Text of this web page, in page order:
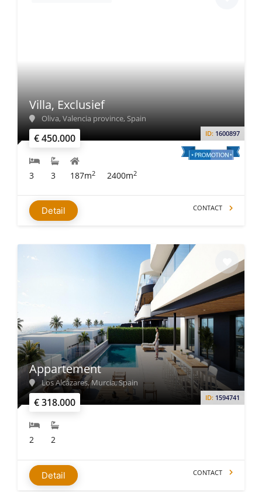
€ 450.000 ID: 1600897
Villa, Exclusief
Oliva, Valencia province, Spain
3 3 187m2 2400m2
Detail CONTACT
€ 318.000 ID: 1594741
Appartement
Los Alcázares, Murcia, Spain
2 2
Detail CONTACT